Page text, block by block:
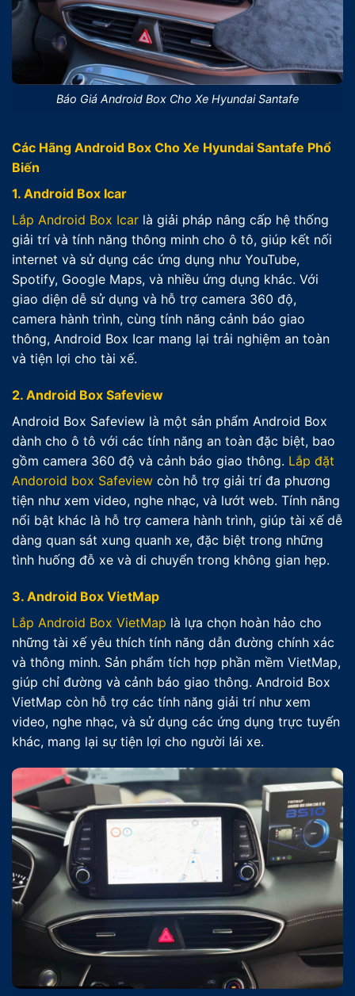
Báo Giá Android Box Cho Xe Hyundai Santafe
Các Hãng Android Box Cho Xe Hyundai Santafe Phổ
Biến
1. Android Box Icar
Lắp Android Box Icar là giải pháp nâng cấp hệ thống
giải trí và tính năng thông minh cho ô tô, giúp kết nối
internet và sử dụng các ứng dụng như YouTube,
Spotify, Google Maps, và nhiều ứng dụng khác. Với
giao diện dễ sử dụng và hỗ trợ camera 360 độ,
camera hành trình, cùng tính năng cảnh báo giao
thông, Android Box Icar mang lại trải nghiệm an toàn
và tiện lợi cho tài xế.
2. Android Box Safeview
Android Box Safeview là một sản phẩm Android Box
dành cho ô tô với các tính năng an toàn đặc biệt, bao
gồm camera 360 độ và cảnh báo giao thông. Lắp đặt
Andoroid box Safeview còn hỗ trợ giải trí đa phương
tiện như xem video, nghe nhạc, và lướt web. Tính năng
nổi bật khác là hỗ trợ camera hành trình, giúp tài xế dễ
dàng quan sát xung quanh xe, đặc biệt trong những
tình huống đỗ xe và di chuyển trong không gian hẹp.
3. Android Box VietMap
Lắp Android Box VietMap là lựa chọn hoàn hảo cho
những tài xế yêu thích tính năng dẫn đường chính xác
và thông minh. Sản phẩm tích hợp phần mềm VietMap,
giúp chỉ đường và cảnh báo giao thông. Android Box
VietMap còn hỗ trợ các tính năng giải trí như xem
video, nghe nhạc, và sử dụng các ứng dụng trực tuyến
khác, mang lại sự tiện lợi cho người lái xe.